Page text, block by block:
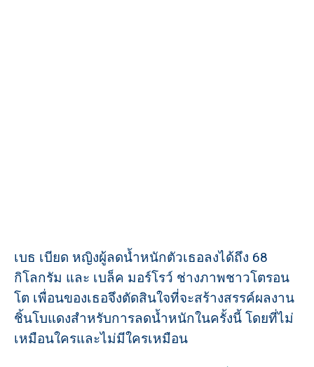
เบธ เบียด หญิงผู้ลดน้ำหนักตัวเธอลงได้ถึง 68
กิโลกรัม และ เบล็ค มอร์โรว์ ช่างภาพชาวโตรอน
โต เพื่อนของเธอจึงตัดสินใจที่จะสร้างสรรค์ผลงาน
ชิ้นโบแดงสำหรับการลดน้ำหนักในครั้งนี้ โดยที่ไม่
เหมือนใครและไม่มีใครเหมือน